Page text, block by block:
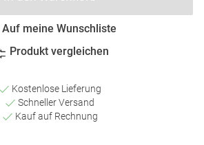
Auf meine Wunschliste
Produkt vergleichen
Kostenlose Lieferung
Schneller Versand
Kauf auf Rechnung